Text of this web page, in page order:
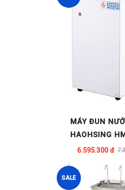
MÁY ĐUN
HAOHSING
6.595.300 đ
SALE